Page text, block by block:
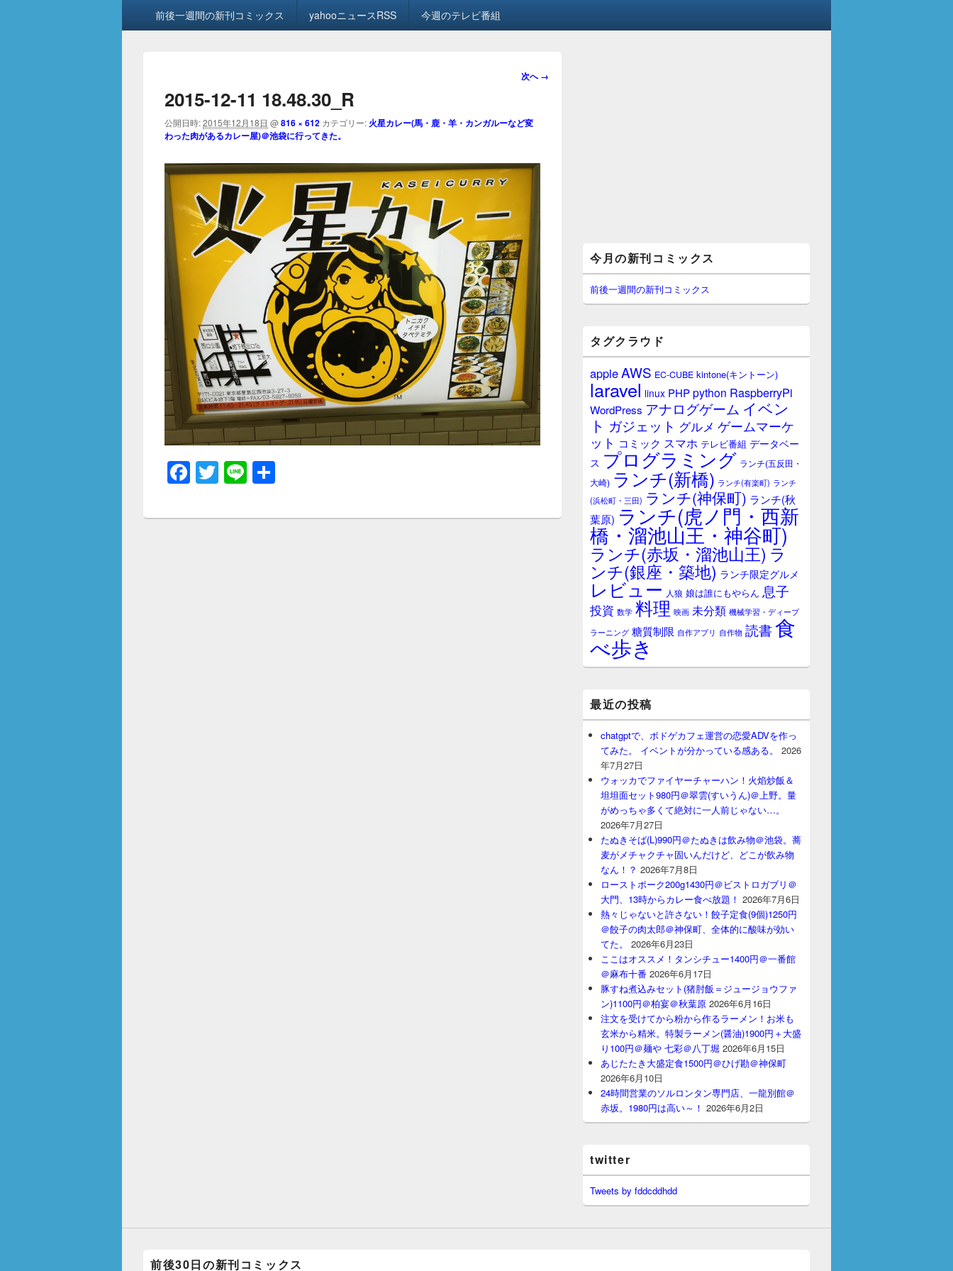
前後一週間の新刊コミックス yahooニュースRSS 今週のテレビ番組
画
ビ
シ
次へ →
2015-12-11 18.48.30_R
公開日時:2015年12月18日 @816 × 612 カテゴリー: 火星カレー(馬・鹿・羊・カンガルーなど変
わった肉があるカレー屋)＠池袋に行ってきた。
F
c
T
tt
Li
e
イ
ン
サ
イ
ー
ジ
ッ
ト
今月の新刊コミックス
前後一週間の新刊コミックス
タグクラウド
appleAWS EC-CUBE kintone(キントーン)
laravel linux PHPpython RaspberryPi
WordPress アナログゲーム イベン
ト ガジェット グルメ ゲームマーケ
ット コミック スマホ テレビ番組 データベー
ス プログラミング ランチ(五反田・
大崎) ランチ(新橋) ランチ(有楽町) ランチ
(浜松町・三田) ランチ(神保町) ランチ(秋
葉原) ランチ(虎ノ門・西新
橋・溜池山王・神谷町)
ランチ(赤坂・溜池山王) ラ
ンチ(銀座・築地) ランチ限定グルメ
レビュー 人狼 娘は誰にもやらん 息子
投資 数学 料理 映画 未分類 機械学習・ディープ
ラーニング 糖質制限 自作アプリ 自作物 読書食
べ歩き
最近の投稿
chatgptで、ボドゲカフェ運営の恋愛ADVを作っ
てみた。 イベントが分かっている感ある。
2026
年7月27日
ウォッカでファイヤーチャーハン！火焰炒飯＆
坦坦面セット980円＠翠雲(すいうん)＠上野。量
がめっちゃ多くて絶対に一人前じゃない…。
2026年7月27日
たぬきそば(L)990円＠たぬきは飲み物＠池袋。蕎
麦がメチャクチャ固いんだけど、どこが飲み物
なん！？ 2026年7月8日
ローストポーク200g1430円＠ビストロガブリ＠
大門、13時からカレー食べ放題！ 2026年7月6日
熱々じゃないと許さない！餃子定食(9個)1250円
＠餃子の肉太郎＠神保町、全体的に酸味が効い
てた。
2026年6月23日
ここはオススメ！タンシチュー1400円＠一番館
＠麻布十番 2026年6月17日
豚すね煮込みセット(猪肘飯＝ジュージョウファ
ン)1100円＠柏宴＠秋葉原 2026年6月16日
注文を受けてから粉から作るラーメン！お米も
玄米から精米。特製ラーメン(醤油)1900円＋大盛
り100円＠麺や 七彩＠八丁堀 2026年6月15日
あじたたき大盛定食1500円＠ひげ勘＠神保町
2026年6月10日
24時間営業のソルロンタン専門店、一龍別館＠
赤坂。1980円は高い～！ 2026年6月2日
twitter
Tweets by fddcddhdd
前後30日の新刊コミックス